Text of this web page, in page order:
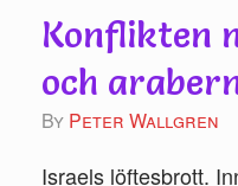
Konflikten
och
by Peter Wallgren
Israels löftesbrott.